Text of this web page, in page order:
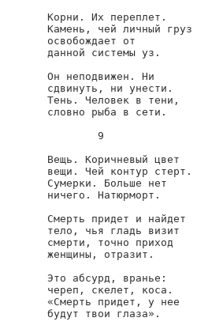
Корни. Их переплет.
Камень, чей личный груз
освобождает от
данной системы уз.
Он неподвижен. Ни
сдвинуть, ни унести.
Тень. Человек в тени,
словно рыба в сети.
        9
Вещь. Коричневый цвет
вещи. Чей контур стерт.
Сумерки. Больше нет
ничего. Натюрморт.
Смерть придет и найдет
тело, чья гладь визит
смерти, точно приход
женщины, отразит.
Это абсурд, вранье:
череп, скелет, коса.
«Смерть придет, у нее
будут твои глаза».